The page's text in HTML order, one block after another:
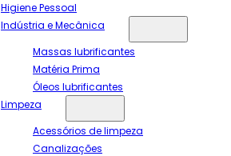
Higiene Pessoal
Indústria e Mecânica
Massas lubrificantes
Matéria Prima
Óleos lubrificantes
Limpeza
Acessórios de limpeza
Canalizações